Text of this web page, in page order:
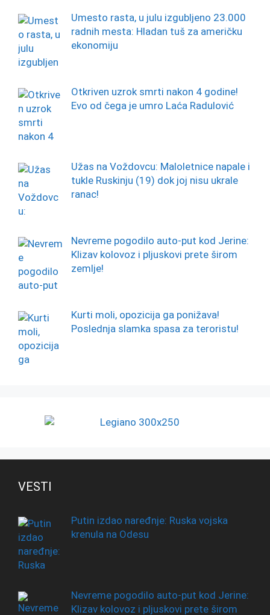
Umesto rasta, u julu izgubljeno 23.000
radnih mesta: Hladan tuš za američku
ekonomiju
Otkriven uzrok smrti nakon 4 godine!
Evo od čega je umro Laća Radulović
Užas na Voždovcu: Maloletnice napale i
tukle Ruskinju (19) dok joj nisu ukrale
ranac!
Nevreme pogodilo auto-put kod Jerine:
Klizav kolovoz i pljuskovi prete širom
zemlje!
Kurti moli, opozicija ga ponižava!
Poslednja slamka spasa za teroristu!
VESTI
Putin izdao naređnje: Ruska vojska
krenula na Odesu
Nevreme pogodilo auto-put kod Jerine:
Klizav kolovoz i pljuskovi prete širom